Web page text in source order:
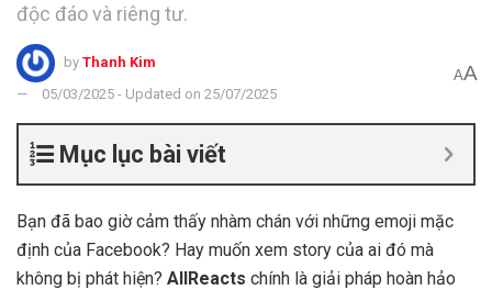
độc đáo và riêng tư.
by Thanh Kim
05/03/2025 - Updated on 25/07/2025
AA
Mục lục bài viết
Bạn đã bao giờ cảm thấy nhàm chán với những emoji mặc
định của Facebook? Hay muốn xem story của ai đó mà
không bị phát hiện? AllReacts chính là giải pháp hoàn hảo